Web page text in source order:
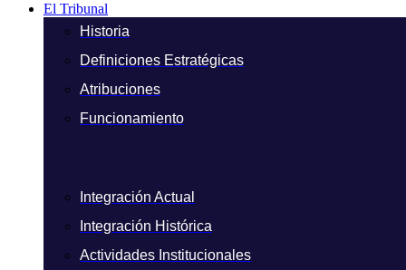
El Tribunal
Historia
Definiciones Estratégicas
Atribuciones
Funcionamiento
Integración Actual
Integración Histórica
Actividades Institucionales